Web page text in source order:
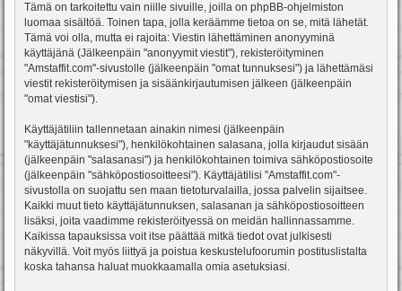
Tämä on tarkoitettu vain niille sivuille, joilla on phpBB-ohjelmiston
luomaa sisältöä. Toinen tapa, jolla keräämme tietoa on se, mitä lähetät.
Tämä voi olla, mutta ei rajoita: Viestin lähettäminen anonyyminä
käyttäjänä (Jälkeenpäin "anonyymit viestit"), rekisteröityminen
"Amstaffit.com"-sivustolle (jälkeenpäin "omat tunnuksesi") ja lähettämäsi
viestit rekisteröitymisen ja sisäänkirjautumisen jälkeen (jälkeenpäin
"omat viestisi").
Käyttäjätiliin tallennetaan ainakin nimesi (jälkeenpäin
"käyttäjätunnuksesi"), henkilökohtainen salasana, jolla kirjaudut sisään
(jälkeenpäin "salasanasi") ja henkilökohtainen toimiva sähköpostiosoite
(jälkeenpäin "sähköpostiosoitteesi"). Käyttäjätilisi "Amstaffit.com"-
sivustolla on suojattu sen maan tietoturvalailla, jossa palvelin sijaitsee.
Kaikki muut tieto käyttäjätunnuksen, salasanan ja sähköpostiosoitteen
lisäksi, joita vaadimme rekisteröityessä on meidän hallinnassamme.
Kaikissa tapauksissa voit itse päättää mitkä tiedot ovat julkisesti
näkyvillä. Voit myös liittyä ja poistua keskustelufoorumin postituslistalta
koska tahansa haluat muokkaamalla omia asetuksiasi.